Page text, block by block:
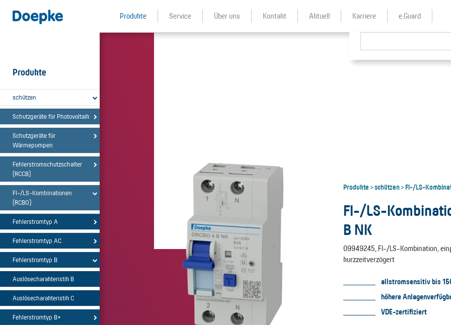
Produkte Service Über uns Kontakt Aktuell Karriere e.Guard
Produkte
schützen
Schutzgeräte für Photovoltaik
Schutzgeräte für
Wärmepumpen
Fehlerstromschutzschalter
(RCCB)
FI-/LS-Kombinationen
(RCBO)
Fehlerstromtyp A
Fehlerstromtyp AC
Fehlerstromtyp B
Auslösecharakteristik B
Auslösecharakteristik C
Fehlerstromtyp B+
Produkte >schützen>FI-/LS-
FI-/LS-
B NK
09949245, FI-/LS-Kombination,
kurzzeitverzögert
allstromsensitiv bis
höhere
VDE-zertifiziert